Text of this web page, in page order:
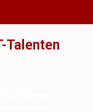
Talenten
Sie Ihre
nutzen.